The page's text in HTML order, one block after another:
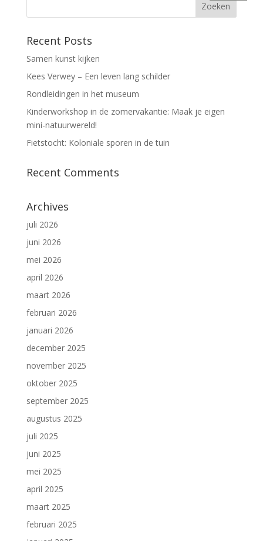
Recent Posts
Samen kunst kijken
Kees Verwey – Een leven lang schilder
Rondleidingen in het museum
Kinderworkshop in de zomervakantie: Maak je eigen
mini-natuurwereld!
Fietstocht: Koloniale sporen in de tuin
Recent Comments
Archives
juli 2026
juni 2026
mei 2026
april 2026
maart 2026
februari 2026
januari 2026
december 2025
november 2025
oktober 2025
september 2025
augustus 2025
juli 2025
juni 2025
mei 2025
april 2025
maart 2025
februari 2025